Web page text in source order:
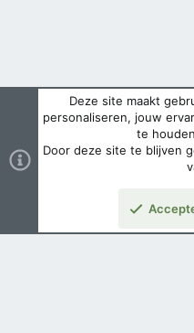
Deze site maakt
personaliseren, jouw
te
Door deze site te blijven